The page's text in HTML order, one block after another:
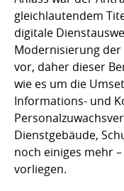
gleichlautendem
digitale
Modernisierung der
vor, daher dieser
wie es um die
Informations- und
Dienstgebäude,
noch einiges mehr
vorliegen.